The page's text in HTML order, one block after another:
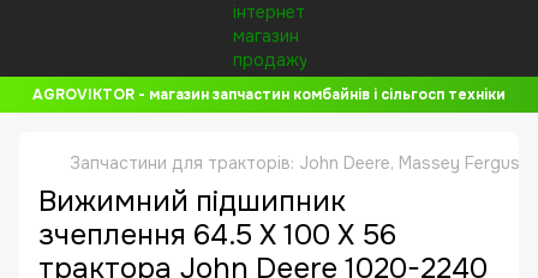
AGROVIKTOR - магазин запчастин комбайнів і сільгосп техніки
Запчастини для тракторів: John Deere, Massey
Вижимний підшипник
зчеплення 64.5 X 100 X 56
трактора John Deere 1020-2240